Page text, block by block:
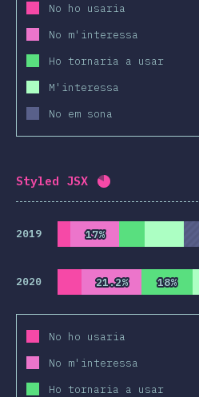
No ho usaria
No m'interessa
Ho tornaria a usar
M'interessa
No em sona
Styled JSX Percentatge
2019 17%
17%
2020 21.2%
21.2% 18%
18%
No ho usaria
No m'interessa
Ho tornaria a usar